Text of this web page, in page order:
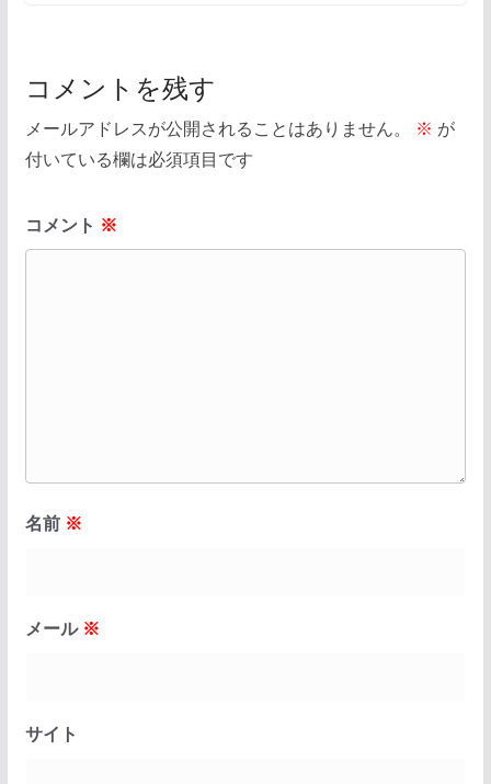
コメントを残す
メールアドレスが公開されることはありません。 ※ が
付いている欄は必須項目です
コメント ※
名前 ※
メール ※
サイト